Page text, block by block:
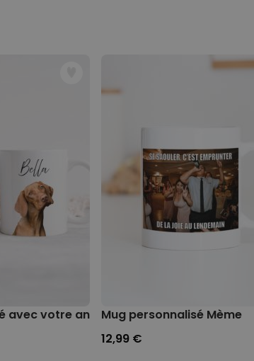
avec votre animal de compagnie
Mug personnalisé Mème
12,99 €